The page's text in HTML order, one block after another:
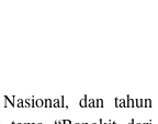
dan tahun